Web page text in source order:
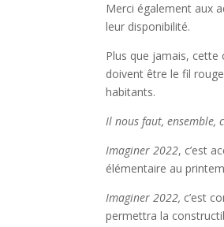
Merci également aux
leur disponibilité.
Plus que jamais, cette
doivent être le fil
habitants.
Il nous faut, ensemble,
Imaginer 2022, c’est
élémentaire au
Imaginer 2022, c’est
permettra la